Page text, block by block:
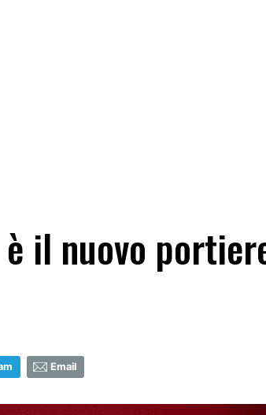
è il nuovo
Email